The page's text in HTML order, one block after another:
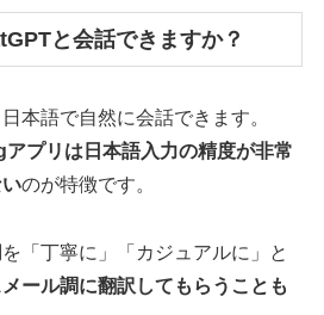
と会話できますか？
本語で自然に会話できます。
プリは日本語入力の精度が非常
のが特徴です。
「丁寧に」「カジュアルに」と
ール調に翻訳してもらうことも